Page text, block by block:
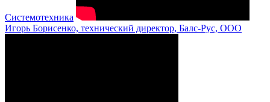
Системотехника
Игорь Борисенко, технический директор, Балс-Рус, ООО